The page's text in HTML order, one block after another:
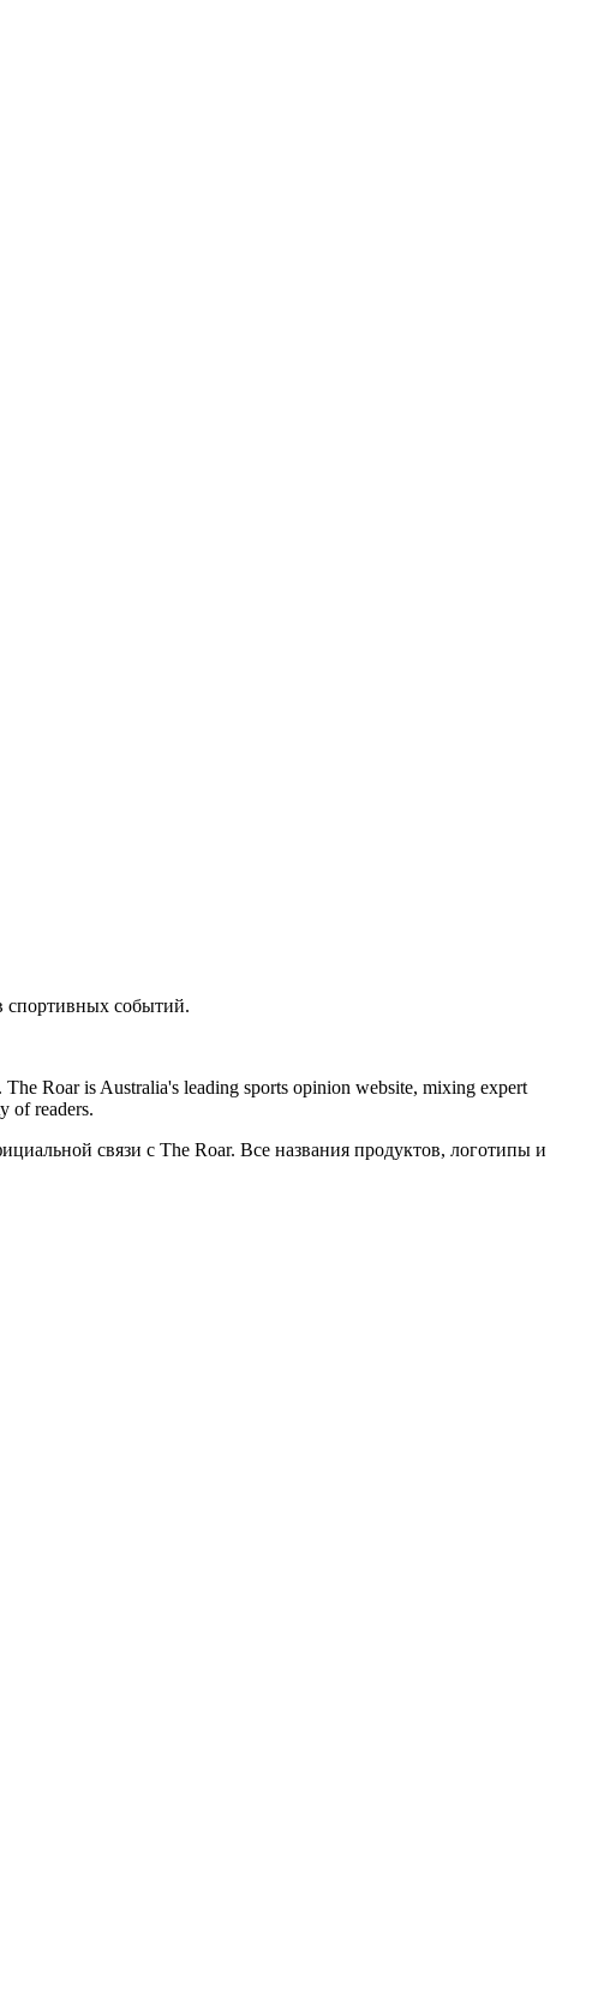
спортивных событий.
Roar is Australia's leading sports opinion website, mixing expert
of readers.
связи с The Roar. Все названия продуктов, логотипы и